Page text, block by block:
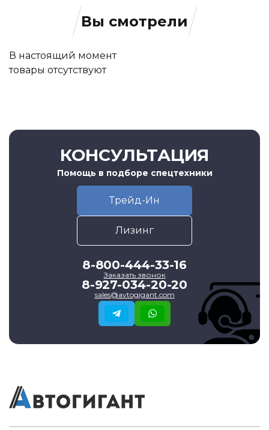
Вы смотрели
В настоящий момент
товары отсутствуют
КОНСУЛЬТАЦИЯ
Помощь в подборе спецтехники
Трейд-Ин
Лизинг
8-800-444-33-16
Заказать звонок
8-927-034-20-20
sales@avtogigant.com